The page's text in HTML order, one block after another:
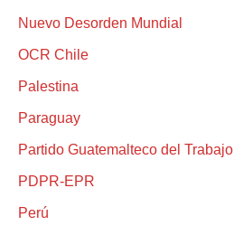
Nuevo Desorden Mundial
OCR Chile
Palestina
Paraguay
Partido Guatemalteco del Trabajo
PDPR-EPR
Perú